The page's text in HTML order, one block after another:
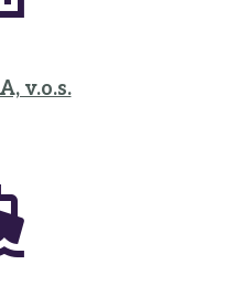
v.o.s.